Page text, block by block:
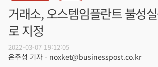
거래소, 오스템임플란트 불성
로 지정
2022-03-07 19:12:05
은주성 기자 - noxket@businesspost.co.kr